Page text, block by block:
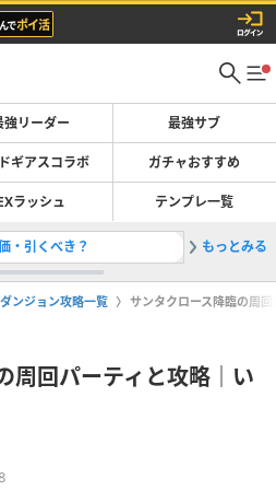
強リーダー 最強サブ
ギアスコラボ ガチャおすすめ
ラッシュ テンプレ一覧
・引くべき？ 2最強リ
もっとみる
ンジョン攻略一覧 サンタクロース降臨の周
周回パーティと攻略｜い